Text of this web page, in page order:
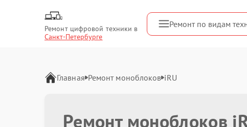
Ремонт цифровой техники в
Санкт-Петербурге
Ремонт по видам
Главная Ремонт моноблоков iRU
Ремонт моноблоков